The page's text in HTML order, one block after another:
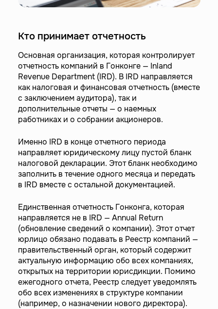
Кто принимает отчетность
Основная организация, которая контролирует
отчетность компаний в Гонконге — Inland
Revenue Department (IRD). В IRD направляется
как налоговая и финансовая отчетность (вместе
с заключением аудитора), так и
дополнительные отчеты — о наемных
работниках и о собрании акционеров.
Именно IRD в конце отчетного периода
направляет юридическому лицу пустой бланк
налоговой декларации. Этот бланк необходимо
заполнить в течение одного месяца и передать
в IRD вместе с остальной документацией.
Единственная отчетность Гонконга, которая
направляется не в IRD — Annual Return
(обновление сведений о компании). Этот отчет
юрлицо обязано подавать в Реестр компаний —
правительственный орган, который содержит
актуальную информацию обо всех компаниях,
открытых на территории юрисдикции. Помимо
ежегодного отчета, Реестр следует уведомлять
обо всех изменениях в структуре компании
(например, о назначении нового директора).